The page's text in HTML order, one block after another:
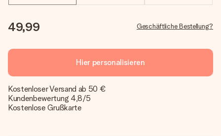
49,99 Geschäftliche Bestellung?
Hier personalisieren
Kostenloser Versand ab 50 €
Kundenbewertung 4,8/5
Kostenlose Grußkarte